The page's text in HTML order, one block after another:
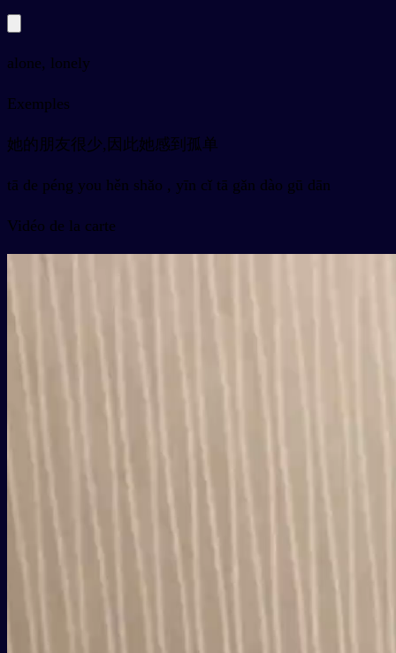
alone, lonely
Exemples
她的朋友很少,因此她感到孤单
tā de péng you hěn shǎo , yīn cǐ tā gǎn dào gū dān
Vidéo de la carte